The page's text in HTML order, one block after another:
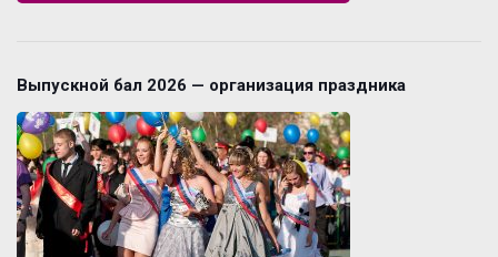
Выпускной бал 2026 — организация праздника